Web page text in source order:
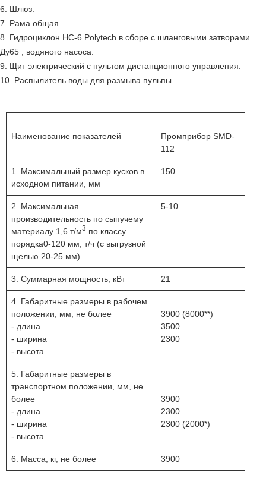
6. Шлюз.
7. Рама общая.
8. Гидроциклон HC-6 Polytech в сборе с шланговыми затворами
Ду65 , водяного насоса.
9. Щит электрический с пультом дистанционного управления.
10. Распылитель воды для размыва пульпы.
Наименование показателей
Промприбор SMD-
112
1. Максимальный размер кусков в
исходном питании, мм
150
2. Максимальная
производительность по сыпучему
материалу 1,6 т/м3 по классу
порядка0-120 мм, т/ч (с выгрузной
щелью 20-25 мм)
5-10
3. Суммарная мощность, кВт 21
4. Габаритные размеры в рабочем
положении, мм, не более
- длина
- ширина
- высота
3900 (8000**)
3500
2300
5. Габаритные размеры в
транспортном положении, мм, не
более
- длина
- ширина
- высота
3900
2300
2300 (2000*)
6. Масса, кг, не более 3900